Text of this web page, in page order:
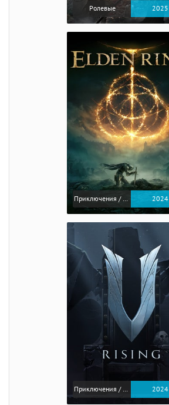
Ролевые 2025
2024
2024